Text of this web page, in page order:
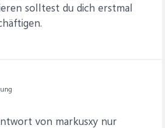
solltest du dich erstmal
von markusxy nur